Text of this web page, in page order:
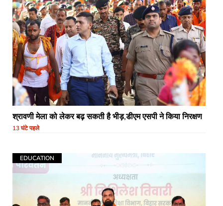
श्रावणी मेला को लेकर बढ़ सकती है भीड़,डीएम एसपी ने किया निरक्षण
13 घंटे पहले
EDUCATION